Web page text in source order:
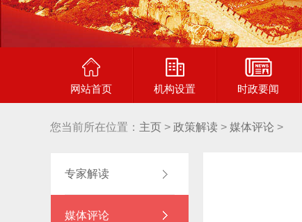
网站首页 机构设置 时政要闻
您当前所在位置： 主页 > 政策解读 > 媒体评论 >
专家解读
媒体评论